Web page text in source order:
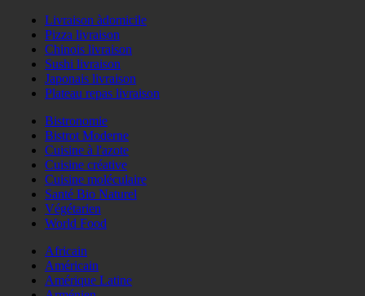
Livraison àdomicile
Pizza livraison
Chinois livraison
Sushi livraison
Japonais livraison
Plateau repas livraison
Bistronomie
Bistrot Moderne
Cuisine à l'azote
Cuisine créative
Cuisine moléculaire
Santé Bio Naturel
Végétarien
World Food
Africain
Américain
Amérique Latine